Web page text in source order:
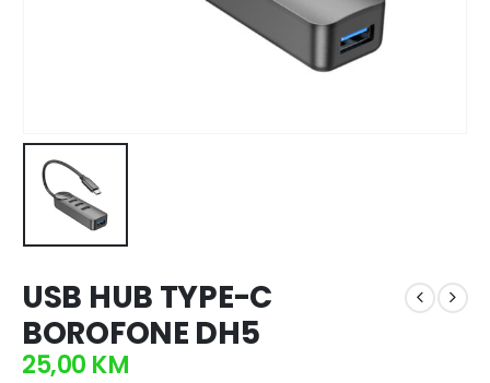
USB HUB TYPE-C
BOROFONE DH5
25,00 KM